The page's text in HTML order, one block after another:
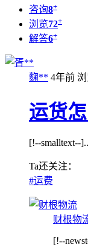
咨询8+
浏览72+
解答6+
麴** 4年前
运货
[!--smalltext--
Ta还关注：
#运费
财根物
[!--